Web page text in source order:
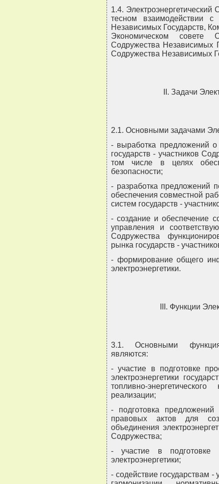
1.4. Электроэнергетический
тесном взаимодействии с
Независимых Государств,
Экономическом совете
Содружества Независимых
Содружества Независимых
II. Задачи
2.1. Основными задачами
- выработка предложений о
государств - участников
том числе в целях
безопасности;
- разработка предложений
обеспечения совместной
систем государств -
- создание и обеспечение
управления и
Содружества
рынка государств -
- формирование общего
электроэнергетики.
III. Функции
3.1. Основными
являются:
- участие в подготовке
электроэнергетики
топливно-
реализации;
- подготовка
правовых актов для
объединения
Содружества;
- участие в подготовке
электроэнергетики;
- содействие государствам